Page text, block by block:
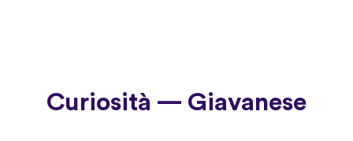
Curiosità — Giavanese